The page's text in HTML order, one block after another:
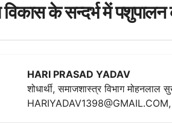
विकास के सन्दर्भ में पशुपालन
HARI PRASAD YADAV
शोधार्थी, समाजशास्त्र विभाग मोहनलाल